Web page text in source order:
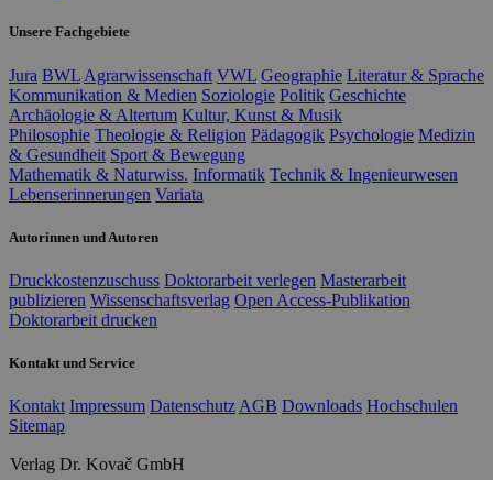
Unsere Fachgebiete
Jura BWL Agrarwissenschaft VWL Geographie Literatur & Sprache
Kommunikation & Medien Soziologie Politik Geschichte
Archäologie & Altertum Kultur, Kunst & Musik
Philosophie Theologie & Religion Pädagogik Psychologie Medizin
& Gesundheit Sport & Bewegung
Mathematik & Naturwiss. Informatik Technik & Ingenieurwesen
Lebenserinnerungen Variata
Autorinnen und Autoren
Druckkostenzuschuss Doktorarbeit verlegen Masterarbeit
publizieren Wissenschaftsverlag Open Access-Publikation
Doktorarbeit drucken
Kontakt und Service
Kontakt Impressum Datenschutz AGB Downloads Hochschulen
Sitemap
Verlag Dr. Kovač GmbH